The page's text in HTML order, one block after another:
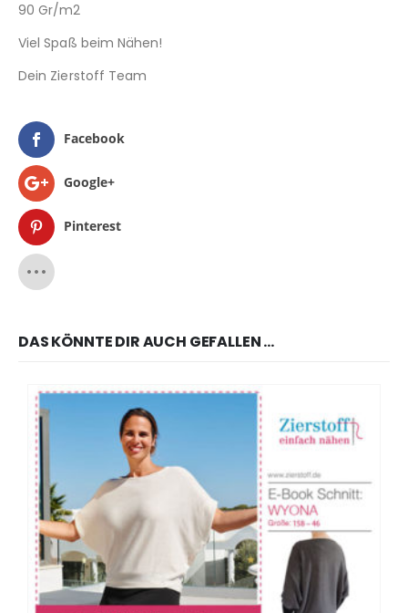
90 Gr/m2
Viel Spaß beim Nähen!
Dein Zierstoff Team
Facebook
Google+
Pinterest
DAS KÖNNTE DIR AUCH GEFALLEN …